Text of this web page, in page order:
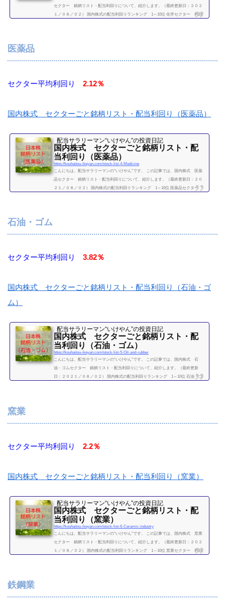
セクター 銘柄リスト・配当利回りについて、紹介します。（最終更新日：２０２
１／０８／０２） 国内株式の配当利回りランキング 1～10位 化学セクター 利回
続きを読む
医薬品
セクター平均利回り 2.12％
国内株式 セクターごと銘柄リスト・配当利回り（医薬品）
配当サラリーマン“いけやん”の投資日記 ​
国内株式 セクターごと銘柄リスト・配
当利回り（医薬品）
https://kouhaitou-ikeyan.com/stock-list-4-Medicine
こんにちは。配当サラリーマンの“いけやん”です。 この記事では、国内株式 医薬
品セクター 銘柄リスト・配当利回りについて、紹介します。（最終更新日：２０
２１／０８／０２） 国内株式の配当利回りランキング 1～10位 医薬品セクター
続きを読む
石油・ゴム
セクター平均利回り 3.82％
国内株式 セクターごと銘柄リスト・配当利回り（石油・ゴ
ム）
配当サラリーマン“いけやん”の投資日記 ​
国内株式 セクターごと銘柄リスト・配
当利回り（石油・ゴム）
https://kouhaitou-ikeyan.com/stock-list-5-Oil-and-rubber
こんにちは。配当サラリーマンの“いけやん”です。 この記事では、国内株式 石
油・ゴムセクター 銘柄リスト・配当利回りについて、紹介します。（最終更新
日：２０２１／０８／０２） 国内株式の配当利回りランキング 1～10位 石油・ゴ
続きを読む
窯業
セクター平均利回り 2.2％
国内株式 セクターごと銘柄リスト・配当利回り（窯業）
配当サラリーマン“いけやん”の投資日記 ​
国内株式 セクターごと銘柄リスト・配
当利回り（窯業）
https://kouhaitou-ikeyan.com/stock-list-6-Ceramic-industry
こんにちは。配当サラリーマンの“いけやん”です。 この記事では、国内株式 窯業
セクター 銘柄リスト・配当利回りについて、紹介します。（最終更新日：２０２
１／０８／０２） 国内株式の配当利回りランキング 1～10位 窯業セクター 利回
続きを読む
鉄鋼業